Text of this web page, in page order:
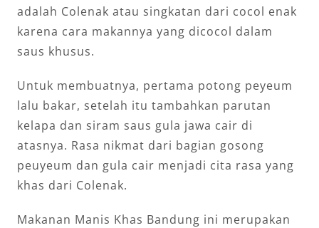
adalah Colenak atau singkatan dari cocol enak
karena cara makannya yang dicocol dalam
saus khusus.
Untuk membuatnya, pertama potong peyeum
lalu bakar, setelah itu tambahkan parutan
kelapa dan siram saus gula jawa cair di
atasnya. Rasa nikmat dari bagian gosong
peuyeum dan gula cair menjadi cita rasa yang
khas dari Colenak.
Makanan Manis Khas Bandung ini merupakan